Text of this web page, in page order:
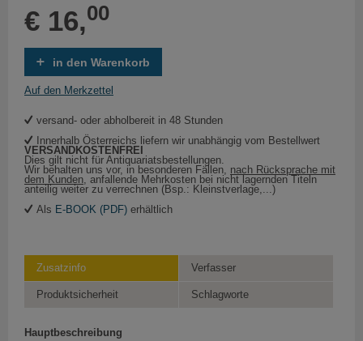
€ 16,00
in den Warenkorb
Auf den Merkzettel
versand- oder abholbereit in 48 Stunden
Innerhalb Österreichs liefern wir unabhängig vom Bestellwert
VERSANDKOSTENFREI
Dies gilt nicht für Antiquariatsbestellungen.
Wir behalten uns vor, in besonderen Fällen, nach Rücksprache mit
dem Kunden, anfallende Mehrkosten bei nicht lagernden Titeln
anteilig weiter zu verrechnen (Bsp.: Kleinstverlage,...)
Als E-BOOK (PDF) erhältlich
Zusatzinfo Verfasser
Produktsicherheit Schlagworte
Hauptbeschreibung